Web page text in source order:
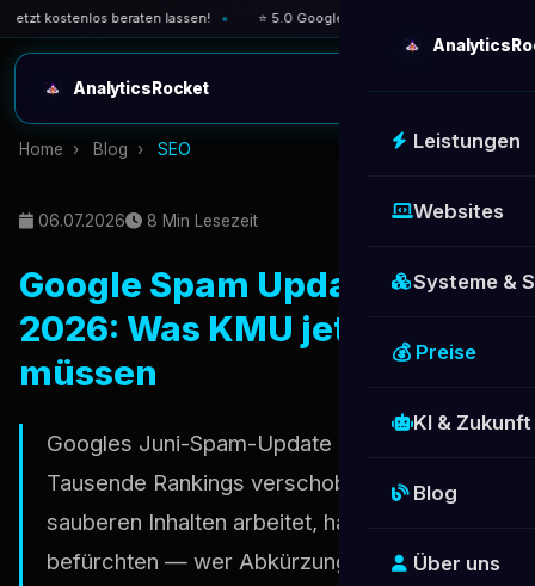
kostenlos beraten lassen! ⭐ 5.0 Google-Bewertung — über 30 zufriedene
AnalyticsRocket
Leistungen
Websites
Systeme &
💰 Preise
KI & Zukunft
Blog
Über uns
Home › Blog › SEO
06.07.2026 8 Min Lesezeit
Google Spam Update Juni
2026: Was KMU jetzt prüfen
müssen
Googles Juni-Spam-Update hat in 48 Stunden
Tausende Rankings verschoben. Wer mit
sauberen Inhalten arbeitet, hat nichts zu
befürchten — wer Abkürzungen genommen